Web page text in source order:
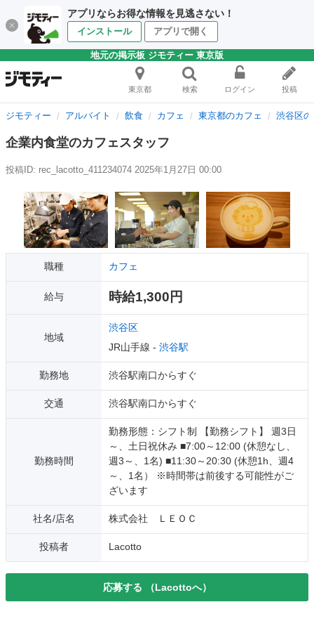
アプリならお得な情報を見逃さない！
インストール アプリで開く
地元の掲示板 ジモティー 東京版
東京都 検索 ログイン 投稿
ジモティー アルバイト 飲食 カフェ 東京都のカフェ 渋谷区
企業内食堂のカフェスタッフ
投稿ID: rec_lacotto_411234074 2025年1月27日 00:00
職種 カフェ
給与 時給1,300円
地域
渋谷区
JR山手線 - 渋谷駅
勤務地 渋谷駅南口からすぐ
交通 渋谷駅南口からすぐ
勤務時間
勤務形態：シフト制 【勤務シフト】 週3日
～、土日祝休み ■7:00～12:00 (休憩なし、
週3～、1名) ■11:30～20:30 (休憩1h、週4
～、1名） ※時間帯は前後する可能性がご
ざいます
社名/店名 株式会社 ＬＥＯＣ
投稿者 Lacotto
応募する （Lacottoへ）